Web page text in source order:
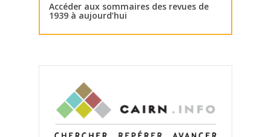
Accéder aux sommaires des revues de
1939 à aujourd’hui